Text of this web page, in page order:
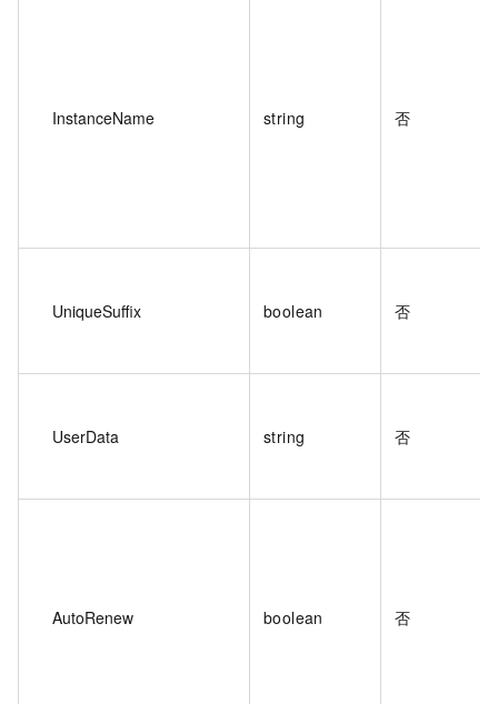
InstanceName string 否
UniqueSuffix boolean 否
UserData string 否
AutoRenew boolean 否